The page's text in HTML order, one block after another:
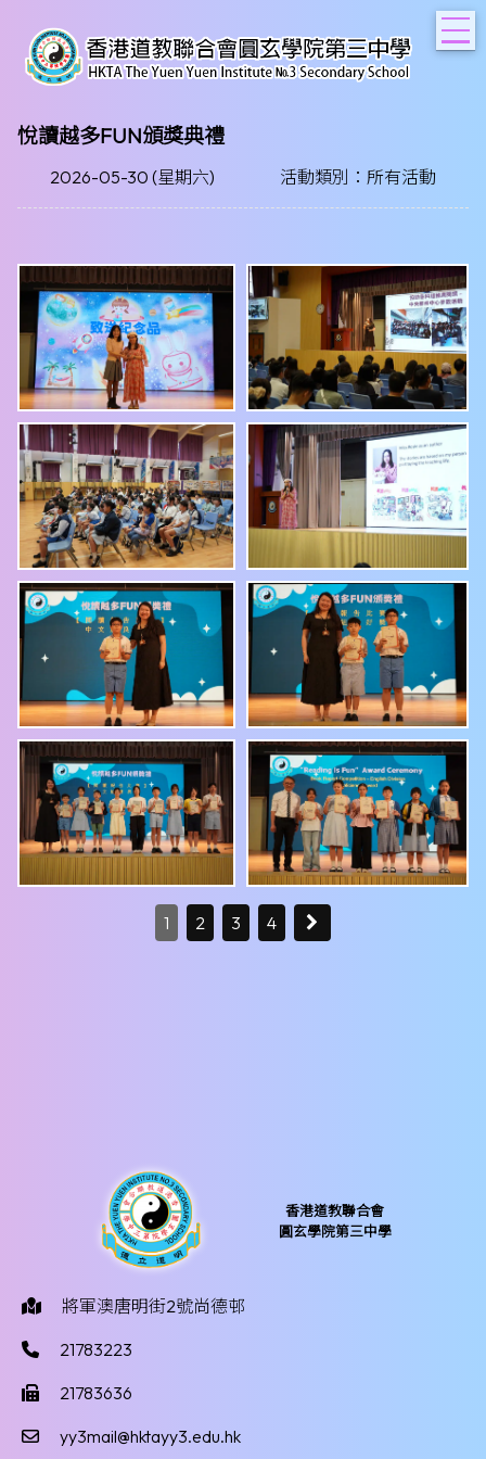
悅讀越多FUN頒獎典禮
2026-05-30 (星期六) 活動類別：所有活動
1 2 3 4
香港道教聯合會
圓玄學院第三中學
將軍澳唐明街2號尚德邨
21783223
21783636
yy3mail@hktayy3.edu.hk